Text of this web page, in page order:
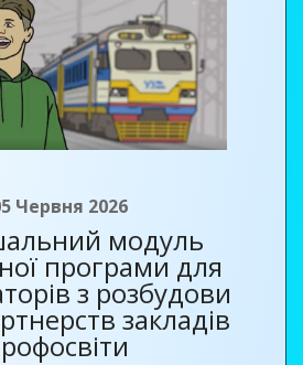
Червня 2026
модуль
програми для
з розбудови
закладів